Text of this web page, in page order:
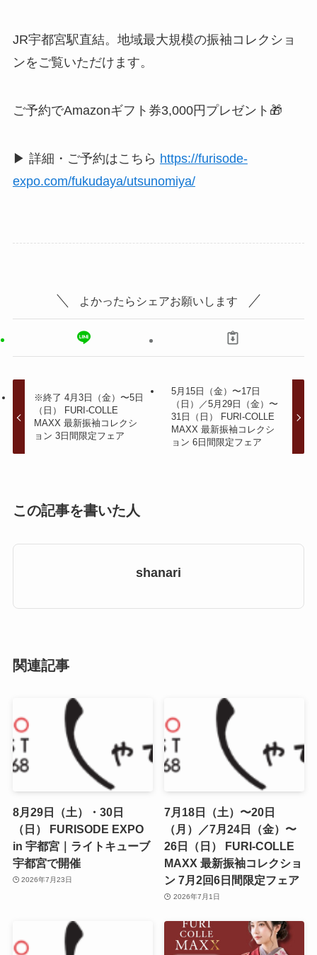
JR宇都宮駅直結。地域最大規模の振袖コレクショ
ンをご覧いただけます。
ご予約でAmazonギフト券3,000円プレゼント🎁
▶ 詳細・ご予約はこちら https://furisode-
expo.com/fukudaya/utsunomiya/
よかったらシェアお願いします
※終了 4月3日（金）〜5日
（日） FURI-COLLE
MAXX 最新振袖コレクシ
ョン 3日間限定フェア
5月15日（金）〜17日
（日）／5月29日（金）〜
31日（日） FURI-COLLE
MAXX 最新振袖コレクシ
ョン 6日間限定フェア
この記事を書いた人
shanari
関連記事
8月29日（土）・30日
（日） FURISODE EXPO
in 宇都宮｜ライトキューブ
宇都宮で開催
2026年7月23日
7月18日（土）〜20日
（月）／7月24日（金）〜
26日（日） FURI-COLLE
MAXX 最新振袖コレクショ
ン 7月2回6日間限定フェア
2026年7月1日